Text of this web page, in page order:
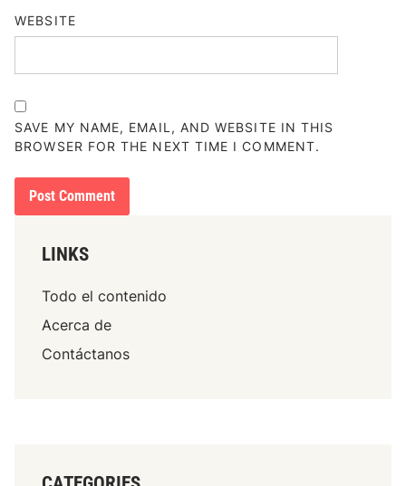
WEBSITE
SAVE MY NAME, EMAIL, AND WEBSITE IN THIS
BROWSER FOR THE NEXT TIME I COMMENT.
LINKS
Todo el contenido
Acerca de
Contáctanos